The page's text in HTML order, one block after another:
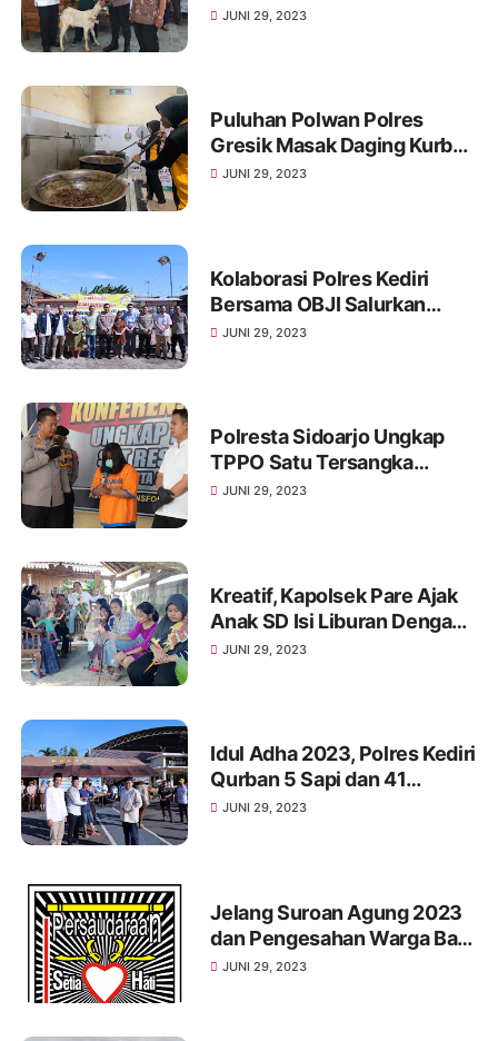
Rangka Hari Raya Idul Adha
JUNI 29, 2023
Puluhan Polwan Polres
Gresik Masak Daging Kurban
Siap Saji Dibagikan ke
JUNI 29, 2023
Kolaborasi Polres Kediri
Bersama OBJI Salurkan
Bantuan Gerobak Dagang
JUNI 29, 2023
Polresta Sidoarjo Ungkap
TPPO Satu Tersangka
Berhasil Diamankan
JUNI 29, 2023
Kreatif, Kapolsek Pare Ajak
Anak SD Isi Liburan Dengan
Membuat Wayang
JUNI 29, 2023
Idul Adha 2023, Polres Kediri
Qurban 5 Sapi dan 41
Kambing
JUNI 29, 2023
Jelang Suroan Agung 2023
dan Pengesahan Warga Baru
PSH Terate, Ketua PSHT
JUNI 29, 2023